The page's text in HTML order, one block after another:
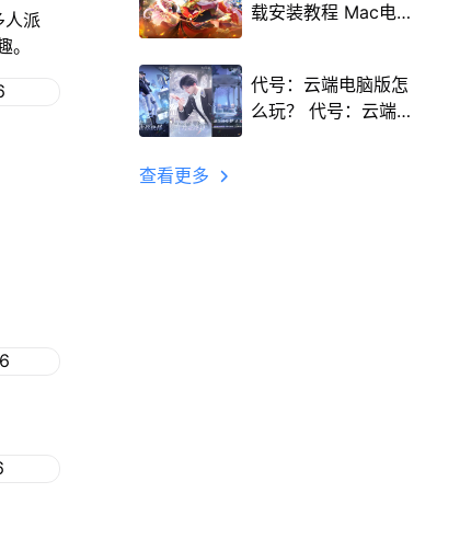
人派
载安装教程 Mac电脑
代号：云端电脑版怎
么玩？ 代号：云端性
查看更多